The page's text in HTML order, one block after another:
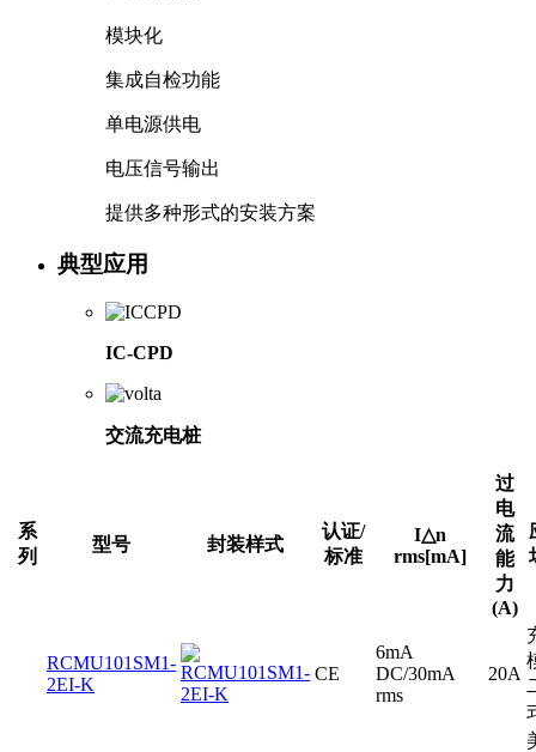
模块化
集成自检功能
单电源供电
电压信号输出
提供多种形式的安装方案
典型应用
IC-CPD
交流充电桩
系
列
型号 封装样式
认证/
标准
I△n
rms[mA]
过
电
流
能
力
(A)
RCMU101SM1-
2EI-K
CE
6mA
DC/30mA
rms
20A